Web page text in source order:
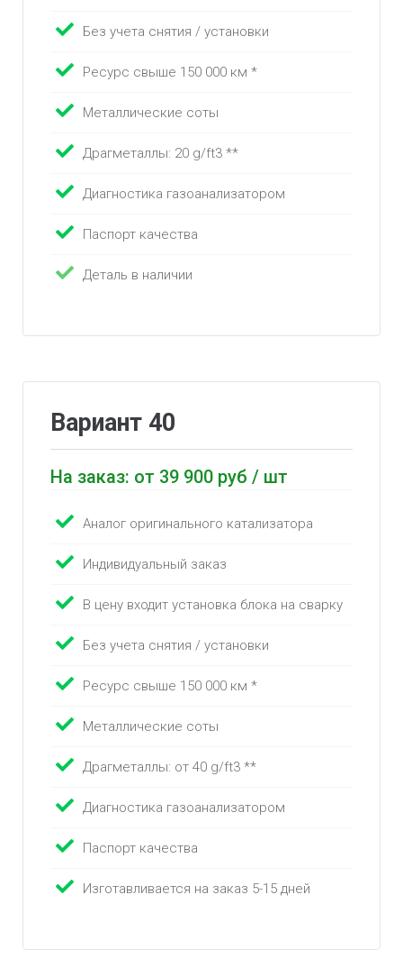
Без учета снятия / установки
Ресурс свыше 150 000 км *
Металлические соты
Драгметаллы: 20 g/ft3 **
Диагностика газоанализатором
Паспорт качества
Деталь в наличии
Вариант 40
На заказ: от 39 900 руб / шт
Аналог оригинального катализатора
Индивидуальный заказ
В цену входит установка блока на сварку
Без учета снятия / установки
Ресурс свыше 150 000 км *
Металлические соты
Драгметаллы: от 40 g/ft3 **
Диагностика газоанализатором
Паспорт качества
Изготавливается на заказ 5-15 дней